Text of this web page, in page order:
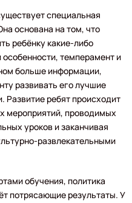
специальная
основана на том, что
ребёнку какие-либо
особенности, темперамент и
больше информации,
развивать его лучшие
Развитие ребят происходит
мероприятий, проводимых
уроков и заканчивая
развлекательными
обучения, политика
потрясающие результаты. У